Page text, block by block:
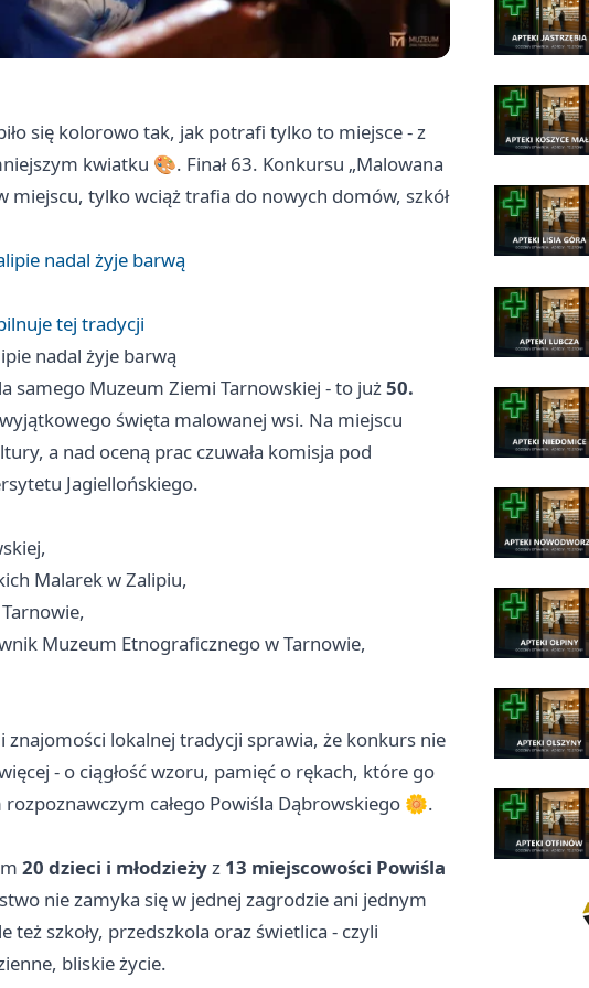
się kolorowo tak, jak potrafi tylko to miejsce - z
kwiatku 🎨. Finał 63. Konkursu „Malowana
miejscu, tylko wciąż trafia do nowych domów, szkół
nadal żyje barwą
tej tradycji
nadal żyje barwą
samego Muzeum Ziemi Tarnowskiej - to już50.
święta malowanej wsi. Na miejscu
a nad oceną prac czuwała komisja pod
Jagiellońskiego.
Malarek w Zalipiu,
Muzeum Etnograficznego w Tarnowie,
znajomości lokalnej tradycji sprawia, że konkurs nie
- o ciągłość wzoru, pamięć o rękach, które go
całego Powiśla Dąbrowskiego 🌼.
20 dzieci i młodzieżyz 13 miejscowości Powiśla
nie zamyka się w jednej zagrodzie ani jednym
szkoły, przedszkola oraz świetlica - czyli
bliskie życie.